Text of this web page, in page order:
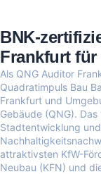
BNK-
Frankfurt
Als QNG Auditor
Quadratimpuls Bau
Frankfurt und
Gebäude (QNG).
Stadtentwicklung
attraktivsten KfW-
Neubau (KFN) und